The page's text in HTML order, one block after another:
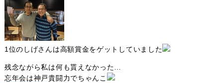
1位のしげさんは高額賞金をゲットしていました
残念ながら私は何も貰えなかった…
忘年会は神戸貴闘力でちゃんこ